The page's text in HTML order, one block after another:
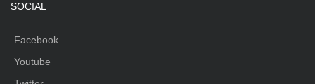
SOCIAL
Facebook
Youtube